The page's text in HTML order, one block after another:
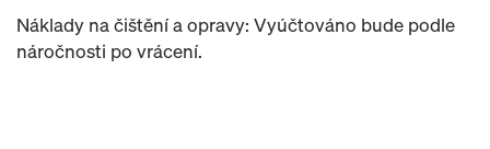
Náklady na čištění a opravy: Vyúčtováno bude podle
náročnosti po vrácení.